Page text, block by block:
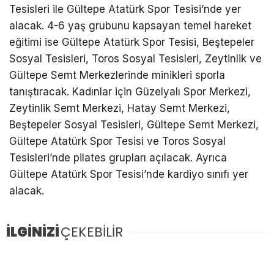
Tesisleri ile Gültepe Atatürk Spor Tesisi’nde yer
alacak. 4-6 yaş grubunu kapsayan temel hareket
eğitimi ise Gültepe Atatürk Spor Tesisi, Beştepeler
Sosyal Tesisleri, Toros Sosyal Tesisleri, Zeytinlik ve
Gültepe Semt Merkezlerinde minikleri sporla
tanıştıracak. Kadınlar için Güzelyalı Spor Merkezi,
Zeytinlik Semt Merkezi, Hatay Semt Merkezi,
Beştepeler Sosyal Tesisleri, Gültepe Semt Merkezi,
Gültepe Atatürk Spor Tesisi ve Toros Sosyal
Tesisleri’nde pilates grupları açılacak. Ayrıca
Gültepe Atatürk Spor Tesisi’nde kardiyo sınıfı yer
alacak.
İLGİNİZİÇEKEBİLİR